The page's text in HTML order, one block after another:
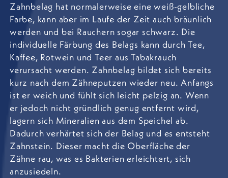
Zahnbelag hat normalerweise eine weiß-gelbliche
Farbe, kann aber im Laufe der Zeit auch bräunlich
werden und bei Rauchern sogar schwarz. Die
individuelle Färbung des Belags kann durch Tee,
Kaffee, Rotwein und Teer aus Tabakrauch
verursacht werden. Zahnbelag bildet sich bereits
kurz nach dem Zähneputzen wieder neu. Anfangs
ist er weich und fühlt sich leicht pelzig an. Wenn
er jedoch nicht gründlich genug entfernt wird,
lagern sich Mineralien aus dem Speichel ab.
Dadurch verhärtet sich der Belag und es entsteht
Zahnstein. Dieser macht die Oberfläche der
Zähne rau, was es Bakterien erleichtert, sich
anzusiedeln.